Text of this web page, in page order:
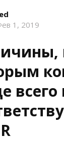
1, 2019
всего